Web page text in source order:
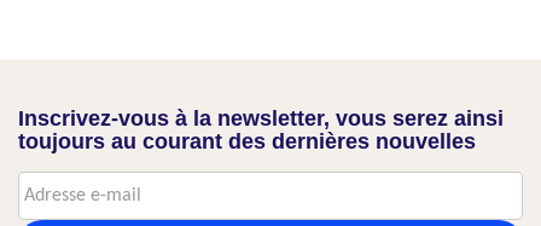
Inscrivez-vous à la newsletter, vous serez ainsi
toujours au courant des dernières nouvelles